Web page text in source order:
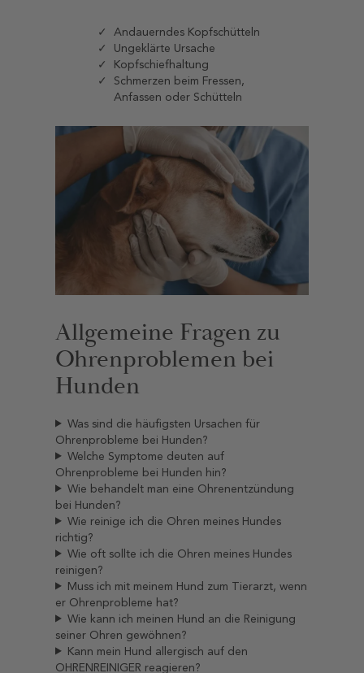
Andauerndes Kopfschütteln
Ungeklärte Ursache
Kopfschiefhaltung
Schmerzen beim Fressen,
Anfassen oder Schütteln
Allgemeine Fragen zu
Ohrenproblemen bei
Hunden
Was sind die häufigsten Ursachen für
Ohrenprobleme bei Hunden?
Welche Symptome deuten auf
Ohrenprobleme bei Hunden hin?
Wie behandelt man eine Ohrenentzündung
bei Hunden?
Wie reinige ich die Ohren meines Hundes
richtig?
Wie oft sollte ich die Ohren meines Hundes
reinigen?
Muss ich mit meinem Hund zum Tierarzt, wenn
er Ohrenprobleme hat?
Wie kann ich meinen Hund an die Reinigung
seiner Ohren gewöhnen?
Kann mein Hund allergisch auf den
OHRENREINIGER reagieren?